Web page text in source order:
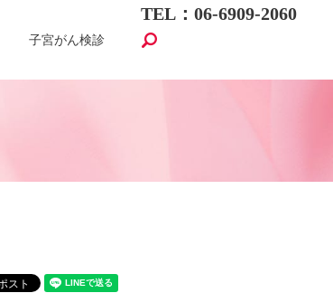
TEL：06-6909-2060
子宮がん検診